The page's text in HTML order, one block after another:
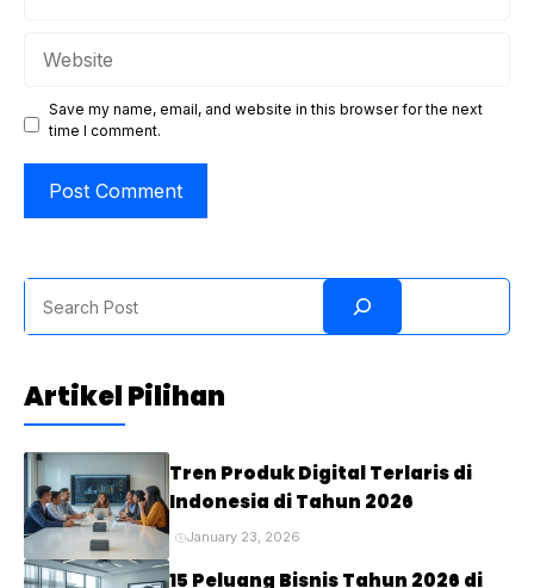
Save my name, email, and website in this browser for the next
time I comment.
Artikel Pilihan
Tren Produk Digital Terlaris di
Indonesia di Tahun 2026
January 23, 2026
15 Peluang Bisnis Tahun 2026 di